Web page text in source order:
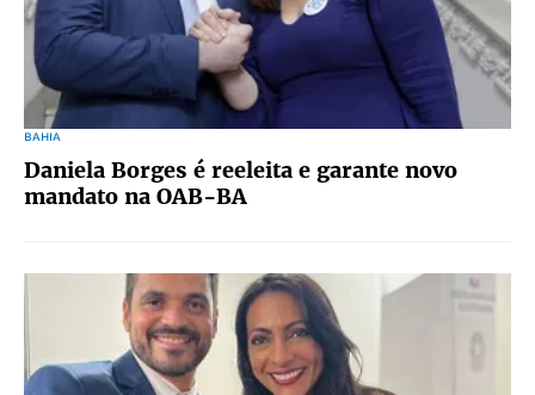
BAHIA
Daniela Borges é reeleita e garante novo
mandato na OAB-BA